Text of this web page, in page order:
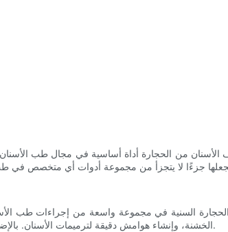
الأسنان من الحجارة أداة أساسية في مجال طب
السنية في مجموعة واسعة من إجراءات طب
الخشنة، وإنشاء هوامش دقيقة لترميمات الأسنان. بالإضافة إلى ذلك، تعتبر أدوات حفر الأسنان ضرورية لإنشاء نقاط وصول أثناء إجراءات علاج لب الأسنان ولقطع الأنسجة الصلبة مثل مينا الأسنان والعاج.